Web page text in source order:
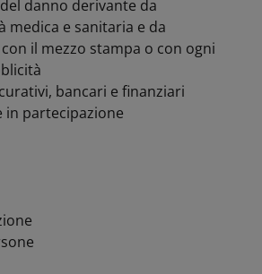
danno derivante da
medica e sanitaria e da
il mezzo stampa o con ogni
bancari e finanziari
in partecipazione